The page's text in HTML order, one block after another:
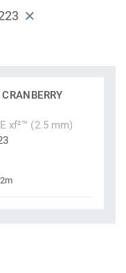
xf²™ (2.5 mm)